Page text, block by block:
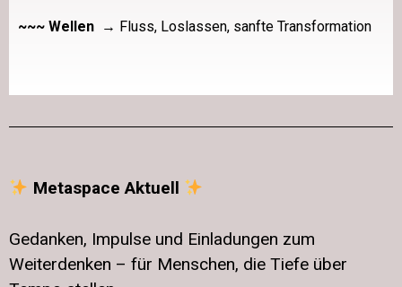
~~~ Wellen → Fluss, Loslassen, sanfte Transformation
Metaspace Aktuell
Gedanken, Impulse und Einladungen zum
Weiterdenken – für Menschen, die Tiefe über